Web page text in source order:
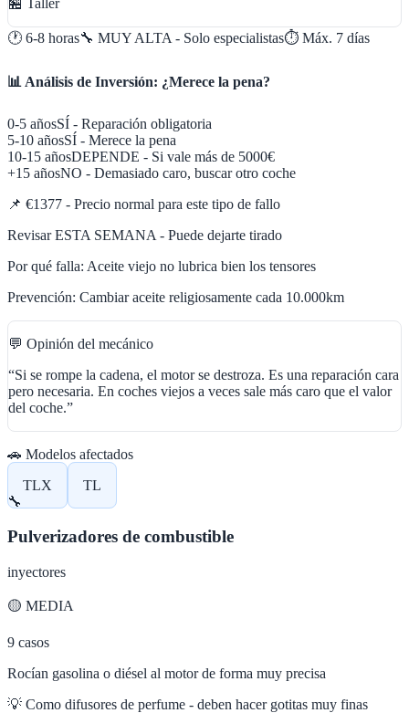
🏪 Taller
🕐 6-8 horas🔧 MUY ALTA - Solo especialistas⏱️ Máx. 7 días
📊 Análisis de Inversión: ¿Merece la pena?
0-5 añosSÍ - Reparación obligatoria
5-10 añosSÍ - Merece la pena
10-15 añosDEPENDE - Si vale más de 5000€
+15 añosNO - Demasiado caro, buscar otro coche
📌 €1377 - Precio normal para este tipo de fallo
Revisar ESTA SEMANA - Puede dejarte tirado
Por qué falla: Aceite viejo no lubrica bien los tensores
Prevención: Cambiar aceite religiosamente cada 10.000km
💬 Opinión del mecánico
“Si se rompe la cadena, el motor se destroza. Es una reparación cara
pero necesaria. En coches viejos a veces sale más caro que el valor
del coche.”
🚗 Modelos afectados
TLX
TL
🔧
Pulverizadores de combustible
inyectores
🟡 MEDIA
9 casos
Rocían gasolina o diésel al motor de forma muy precisa
💡 Como difusores de perfume - deben hacer gotitas muy finas